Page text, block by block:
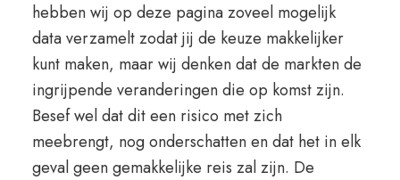
hebben wij op deze pagina zoveel mogelijk
data verzamelt zodat jij de keuze makkelijker
kunt maken, maar wij denken dat de markten de
ingrijpende veranderingen die op komst zijn.
Besef wel dat dit een risico met zich
meebrengt, nog onderschatten en dat het in elk
geval geen gemakkelijke reis zal zijn. De